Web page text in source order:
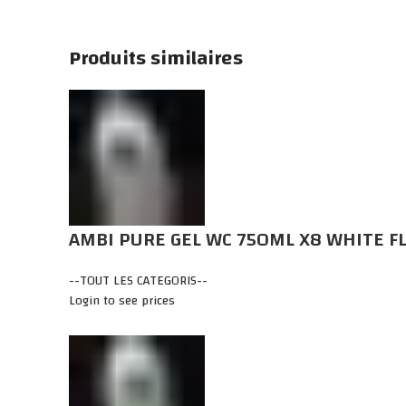
Produits similaires
AMBI PURE GEL WC 750ML X8 WHITE
--TOUT LES CATEGORIS--
Login to see prices